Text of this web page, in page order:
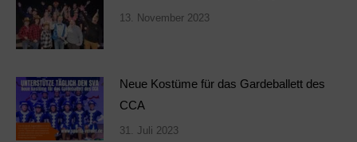
13. November 2023
Neue Kostüme für das Gardeballett des
CCA
31. Juli 2023